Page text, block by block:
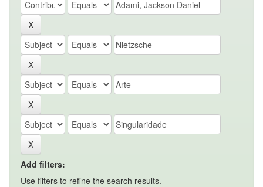
Add filters:
Use filters to refine the search results.